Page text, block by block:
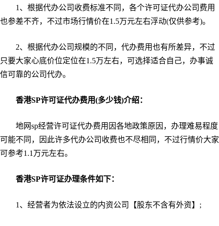
1、根据代办公司收费标准不同，各个许可证代办公司费用
也参差不齐，不过市场行情价在1.5万元左右浮动(仅供参考)。
2、根据代办公司规模的不同，代办费用也有所差异，不过
只要大家心底价位定位在1.5万左右，可选择适合自己，办事诚
信可靠的公司代办。
香港SP许可证代办费用(多少钱)介绍：
地网sp经营许可证代办费用因各地政策原因，办理难易程度
可能不同，因此许多代办公司收费也不尽相同，不过行情价大家
可参考1.1万元左右。
香港SP许可证办理条件如下：
1、经营者为依法设立的内资公司【股东不含有外资】;